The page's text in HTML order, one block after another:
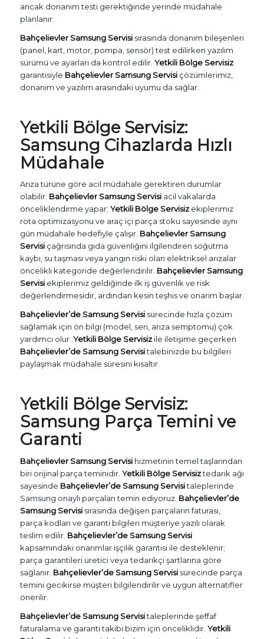
ancak donanım testi gerektiğinde yerinde müdahale
planlanır.
Bahçelievler Samsung Servisisırasında donanım bileşenleri
(panel, kart, motor, pompa, sensör) test edilirken yazılım
sürümü ve ayarları da kontrol edilir. Yetkili Bölge Servisiz
garantisiyle Bahçelievler Samsung Servisiçözümlerimiz,
donanım ve yazılım arasındaki uyumu da sağlar.
Yetkili Bölge Servisiz:
Samsung Cihazlarda Hızlı
Müdahale
Arıza türüne göre acil müdahale gerektiren durumlar
olabilir. Bahçelievler Samsung Servisiacil vakalarda
önceliklendirme yapar; Yetkili Bölge Servisizekiplerimiz
rota optimizasyonu ve araç içi parça stoku sayesinde aynı
gün müdahale hedefiyle çalışır. Bahçelievler Samsung
Servisiçağrısında gıda güvenliğini ilgilendiren soğutma
kaybı, su taşması veya yangın riski olan elektriksel arızalar
öncelikli kategoride değerlendirilir. Bahçelievler Samsung
Servisiekiplerimiz geldiğinde ilk iş güvenlik ve risk
değerlendirmesidir, ardından kesin teşhis ve onarım başlar.
Bahçelievler’de Samsung Servisisürecinde hızla çözüm
sağlamak için ön bilgi (model, seri, arıza semptomu) çok
yardımcı olur. Yetkili Bölge Servisizile iletişime geçerken
Bahçelievler’de Samsung Servisitalebinizde bu bilgileri
paylaşmak müdahale süresini kısaltır.
Yetkili Bölge Servisiz:
Samsung Parça Temini ve
Garanti
Bahçelievler Samsung Servisihizmetinin temel taşlarından
biri orijinal parça teminidir. Yetkili Bölge Servisiztedarik ağı
sayesinde Bahçelievler’de Samsung Servisitaleplerinde
Samsung onaylı parçaları temin ediyoruz. Bahçelievler’de
Samsung Servisisırasında değişen parçaların faturası,
parça kodları ve garanti bilgileri müşteriye yazılı olarak
teslim edilir. Bahçelievler’de Samsung Servisi
kapsamındaki onarımlar işçilik garantisi ile desteklenir;
parça garantileri üretici veya tedarikçi şartlarına göre
sağlanır. Bahçelievler’de Samsung Servisisürecinde parça
temini gecikirse müşteri bilgilendirilir ve uygun alternatifler
önerilir.
Bahçelievler’de Samsung Servisitaleplerinde şeffaf
faturalama ve garanti takibi bizim için önceliklidir. Yetkili